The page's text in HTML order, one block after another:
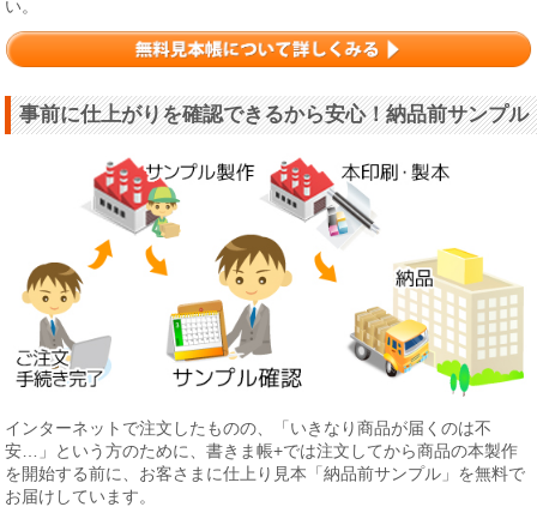
い。
事前に仕上がりを確認できるから安心！納品前サンプル
インターネットで注文したものの、「いきなり商品が届くのは不
安…」という方のために、書きま帳+では注文してから商品の本製作
を開始する前に、お客さまに仕上り見本「納品前サンプル」を無料で
お届けしています。